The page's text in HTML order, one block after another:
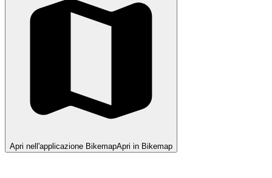
Apri nell'applicazione BikemapApri in Bikemap